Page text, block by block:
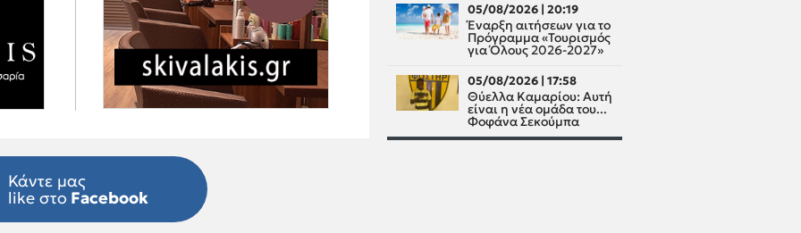
Κάντε μας
like στο Facebook
05/08/2026 | 20:19
Έναρξη αιτήσεων για το
Πρόγραμμα «Τουρισμός
για Όλους 2026-2027»
05/08/2026 | 17:58
Θύελλα Καμαρίου: Αυτή
είναι η νέα ομάδα του...
Φοφάνα Σεκούμπα